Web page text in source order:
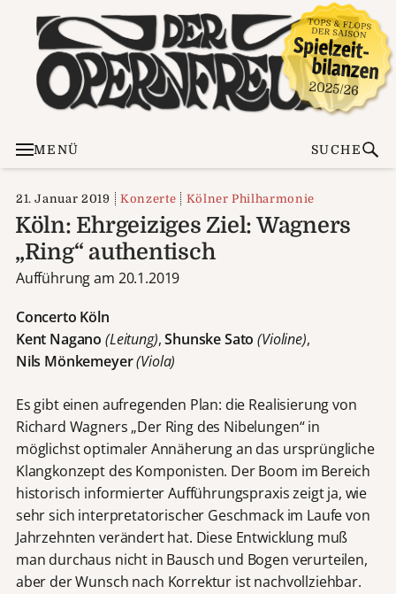
MENÜ SUCHE
21. Januar 2019 Konzerte Kölner Philharmonie
Köln: Ehrgeiziges Ziel: Wagners
„Ring“ authentisch
Aufführung am 20.1.2019
Concerto Köln
Kent Nagano (Leitung),Shunske Sato (Violine),
Nils Mönkemeyer(Viola)
Es gibt einen aufregenden Plan: die Realisierung von
Richard Wagners „Der Ring des Nibelungen“ in
möglichst optimaler Annäherung an das ursprüngliche
Klangkonzept des Komponisten. Der Boom im Bereich
historisch informierter Aufführungspraxis zeigt ja, wie
sehr sich interpretatorischer Geschmack im Laufe von
Jahrzehnten verändert hat. Diese Entwicklung muß
man durchaus nicht in Bausch und Bogen verurteilen,
aber der Wunsch nach Korrektur ist nachvollziehbar.